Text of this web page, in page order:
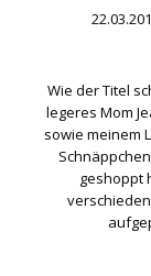
Wie der Titel
legeres Mom
sowie meinem
geshoppt